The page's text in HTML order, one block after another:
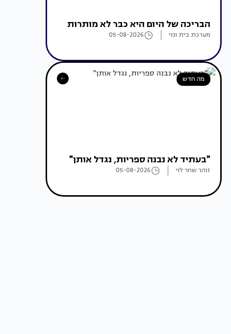
הבריכה של היום היא כבר לא מותרות
מערכת בית ונוי 05-08-2026
מה חדש
"בעתיד לא נבנה ספריות, נגדל אותן"
זוהר שחר לוי 05-08-2026